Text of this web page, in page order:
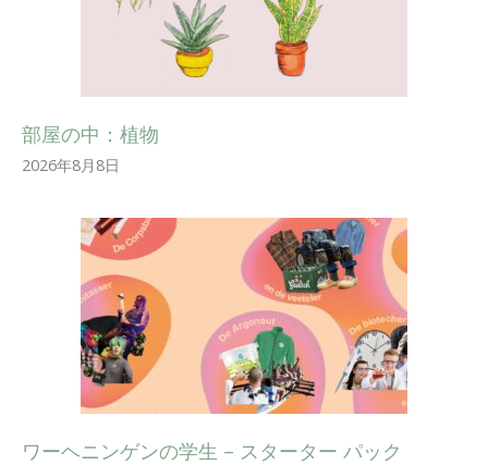
部屋の中：植物
2026年8月8日
ワーヘニンゲンの学生 – スターター パック